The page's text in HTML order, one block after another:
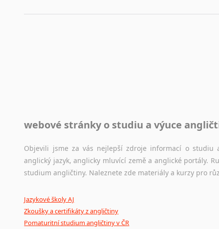
Jazykový korpus je elektronický soubor autentických
původního zdroje textu.
Ostatní pomůcky pro překladatele
poradny a pravidla
webové stránky o studiu a výuce
Objevili jsme za vás nejlepší zdroje informací o studiu
anglický jazyk, anglicky mluvící země a anglické portály.
studium angličtiny. Naleznete zde materiály a kurzy pro
Jazykové školy AJ
Zkoušky a certifikáty z angličtiny
Pomaturitní studium angličtiny v ČR